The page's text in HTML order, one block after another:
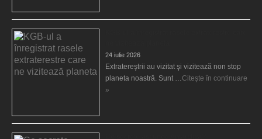
24 iulie 2026
Extratereştrii au vizitat şi vizitează non stop
planeta noastră. Sunt …Citește în continuare
»